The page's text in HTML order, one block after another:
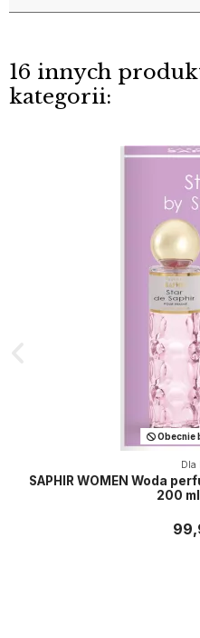
16 innych
kategorii:
Obecnie
Dla
SAPHIR WOMEN Woda
200